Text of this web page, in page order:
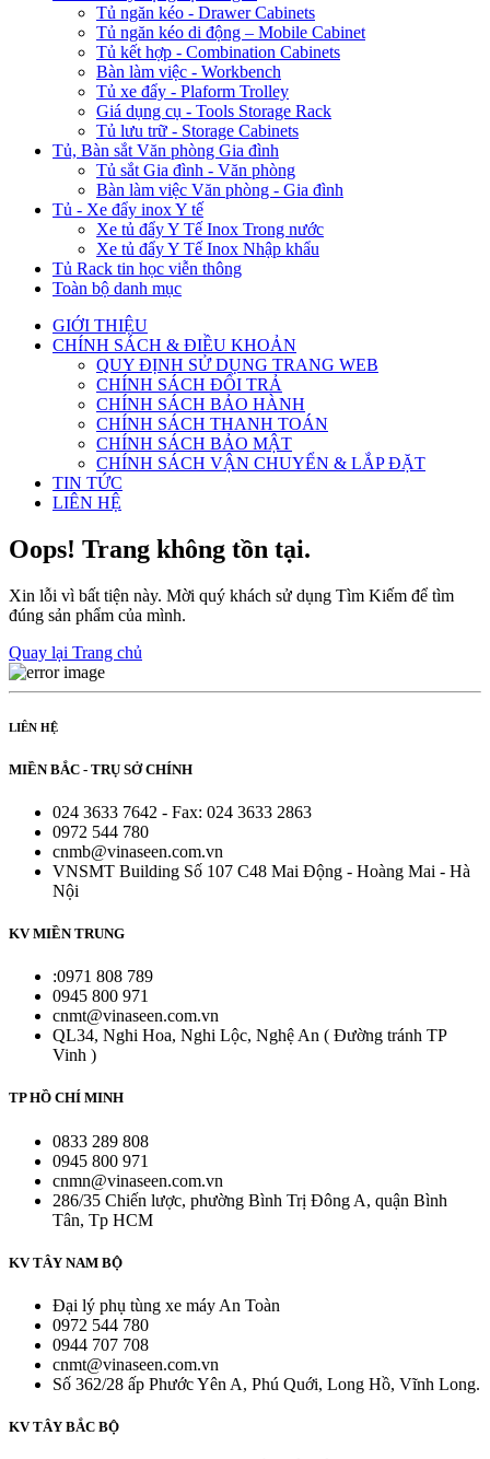
Tủ ngăn kéo - Drawer Cabinets
Tủ ngăn kéo di động – Mobile Cabinet
Tủ kết hợp - Combination Cabinets
Bàn làm việc - Workbench
Tủ xe đẩy - Plaform Trolley
Giá dụng cụ - Tools Storage Rack
Tủ lưu trữ - Storage Cabinets
Tủ, Bàn sắt Văn phòng Gia đình
Tủ sắt Gia đình - Văn phòng
Bàn làm việc Văn phòng - Gia đình
Tủ - Xe đẩy inox Y tế
Xe tủ đẩy Y Tế Inox Trong nước
Xe tủ đẩy Y Tế Inox Nhập khẩu
Tủ Rack tin học viễn thông
Toàn bộ danh mục
GIỚI THIỆU
CHÍNH SÁCH & ĐIỀU KHOẢN
QUY ĐỊNH SỬ DỤNG TRANG WEB
CHÍNH SÁCH ĐỔI TRẢ
CHÍNH SÁCH BẢO HÀNH
CHÍNH SÁCH THANH TOÁN
CHÍNH SÁCH BẢO MẬT
CHÍNH SÁCH VẬN CHUYỂN & LẮP ĐẶT
TIN TỨC
LIÊN HỆ
Oops! Trang không tồn tại.
Xin lỗi vì bất tiện này. Mời quý khách sử dụng Tìm Kiếm để tìm
đúng sản phẩm của mình.
Quay lại Trang chủ
LIÊN HỆ
MIỀN BẮC - TRỤ SỞ CHÍNH
024 3633 7642 - Fax: 024 3633 2863
0972 544 780
cnmb@vinaseen.com.vn
VNSMT Building Số 107 C48 Mai Động - Hoàng Mai - Hà
Nội
KV MIỀN TRUNG
:0971 808 789
0945 800 971
cnmt@vinaseen.com.vn
QL34, Nghi Hoa, Nghi Lộc, Nghệ An ( Đường tránh TP
Vinh )
TP HỒ CHÍ MINH
0833 289 808
0945 800 971
cnmn@vinaseen.com.vn
286/35 Chiến lược, phường Bình Trị Đông A, quận Bình
Tân, Tp HCM
KV TÂY NAM BỘ
Đại lý phụ tùng xe máy An Toàn
0972 544 780
0944 707 708
cnmt@vinaseen.com.vn
Số 362/28 ấp Phước Yên A, Phú Quới, Long Hồ, Vĩnh Long.
KV TÂY BẮC BỘ